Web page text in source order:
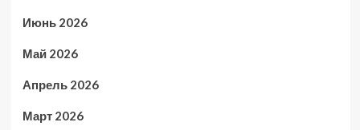
Июнь 2026
Май 2026
Апрель 2026
Март 2026